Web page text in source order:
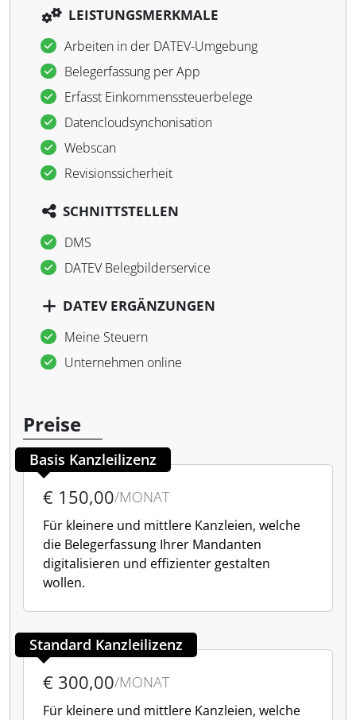
LEISTUNGSMERKMALE
Arbeiten in der DATEV-Umgebung
Belegerfassung per App
Erfasst Einkommenssteuerbelege
Datencloudsynchonisation
Webscan
Revisionssicherheit
SCHNITTSTELLEN
DMS
DATEV Belegbilderservice
DATEV ERGÄNZUNGEN
Meine Steuern
Unternehmen online
Preise
Basis Kanzleilizenz
€ 150,00/MONAT
Für kleinere und mittlere Kanzleien, welche
die Belegerfassung Ihrer Mandanten
digitalisieren und effizienter gestalten
wollen.
Standard Kanzleilizenz
€ 300,00/MONAT
Für kleinere und mittlere Kanzleien, welche